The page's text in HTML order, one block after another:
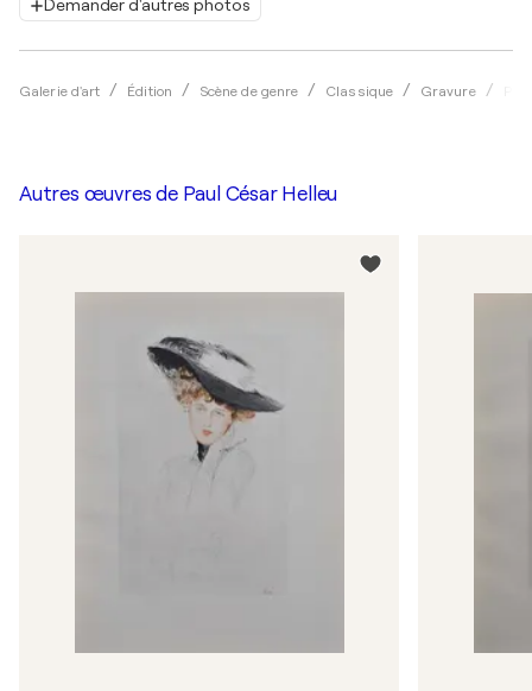
Demander d'autres photos
Galerie d'art Édition Scène de genre Classique Gravure
Autres œuvres de Paul César Helleu